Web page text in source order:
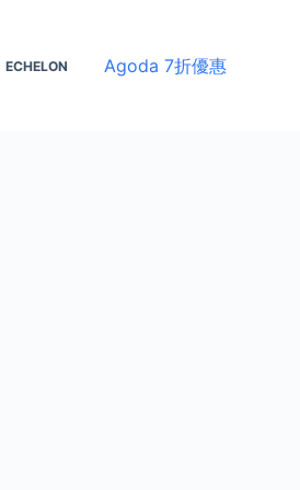
ECHELON Agoda 7折優惠